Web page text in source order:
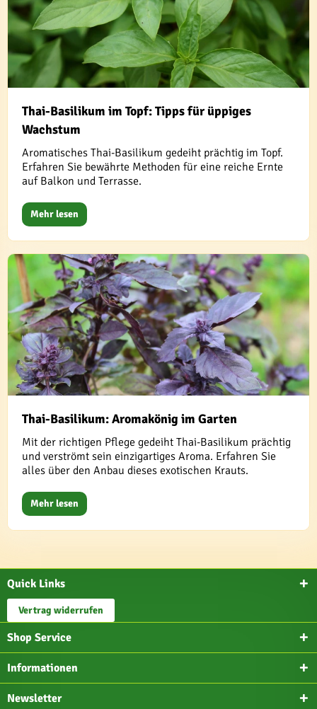
Thai-Basilikum im Topf: Tipps für üppiges
Wachstum
Aromatisches Thai-Basilikum gedeiht prächtig im Topf.
Erfahren Sie bewährte Methoden für eine reiche Ernte
auf Balkon und Terrasse.
Mehr lesen
Thai-Basilikum: Aromakönig im Garten
Mit der richtigen Pflege gedeiht Thai-Basilikum prächtig
und verströmt sein einzigartiges Aroma. Erfahren Sie
alles über den Anbau dieses exotischen Krauts.
Mehr lesen
Quick Links
Vertrag widerrufen
Shop Service
Informationen
Newsletter